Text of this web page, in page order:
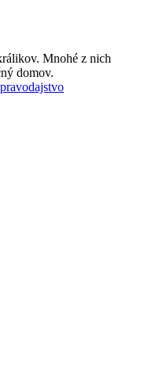
Mnohé z nich
domov.